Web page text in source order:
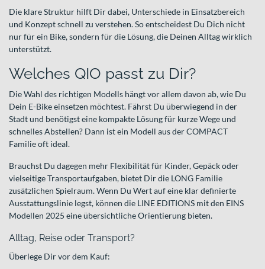
Die klare Struktur hilft Dir dabei, Unterschiede in Einsatzbereich
und Konzept schnell zu verstehen. So entscheidest Du Dich nicht
nur für ein Bike, sondern für die Lösung, die Deinen Alltag wirklich
unterstützt.
Welches QIO passt zu Dir?
Die Wahl des richtigen Modells hängt vor allem davon ab, wie Du
Dein E-Bike einsetzen möchtest. Fährst Du überwiegend in der
Stadt und benötigst eine kompakte Lösung für kurze Wege und
schnelles Abstellen? Dann ist ein Modell aus der COMPACT
Familie oft ideal.
Brauchst Du dagegen mehr Flexibilität für Kinder, Gepäck oder
vielseitige Transportaufgaben, bietet Dir die LONG Familie
zusätzlichen Spielraum. Wenn Du Wert auf eine klar definierte
Ausstattungslinie legst, können die LINE EDITIONS mit den EINS
Modellen 2025 eine übersichtliche Orientierung bieten.
Alltag, Reise oder Transport?
Überlege Dir vor dem Kauf: